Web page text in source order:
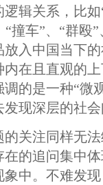
辑关系，比
撞车”、“群殴
入中国当下
在且直观的
的是一种“微
现深层的社
关注同样无
的追问集中
中。不难发